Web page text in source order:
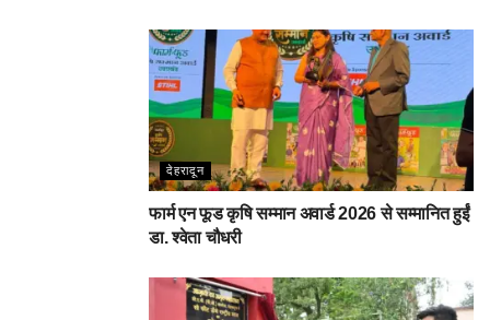
देहरादून
फार्म एन फूड कृषि सम्मान अवार्ड 2026 से सम्मानित हुईं
डा. श्वेता चौधरी